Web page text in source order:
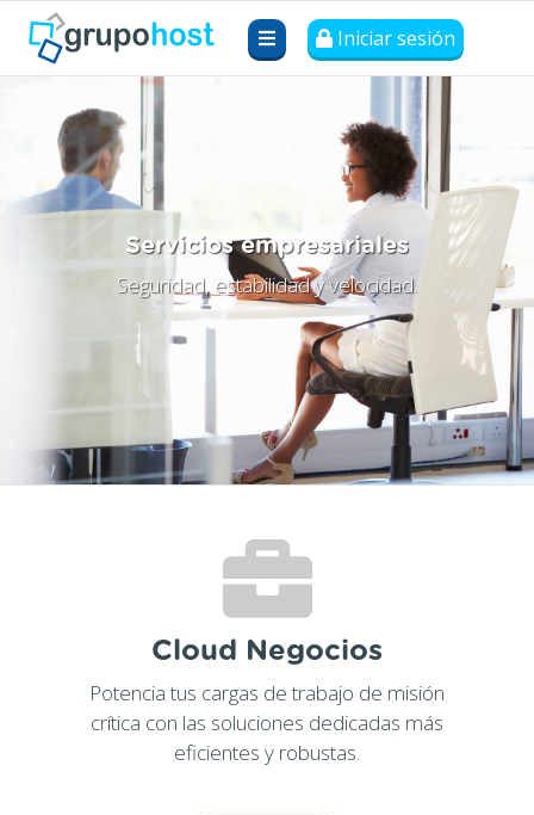
Iniciar sesión
Servicios empresariales
Seguridad, estabilidad y velocidad.
Cloud Negocios
Potencia tus cargas de trabajo de misión
crítica con las soluciones dedicadas más
eficientes y robustas.